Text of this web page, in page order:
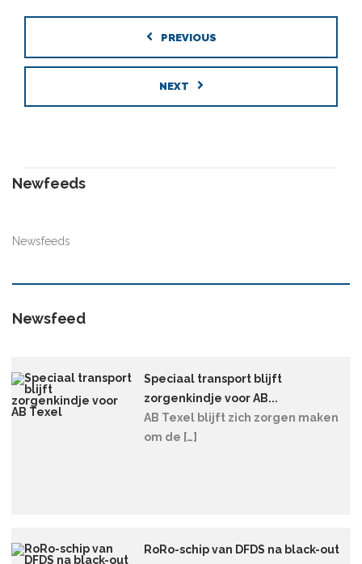
PREVIOUS
NEXT
Newfeeds
Newsfeeds
Newsfeed
Speciaal transport blijft
zorgenkindje voor AB...
AB Texel blijft zich zorgen maken
om de […]
RoRo-schip van DFDS na black-out